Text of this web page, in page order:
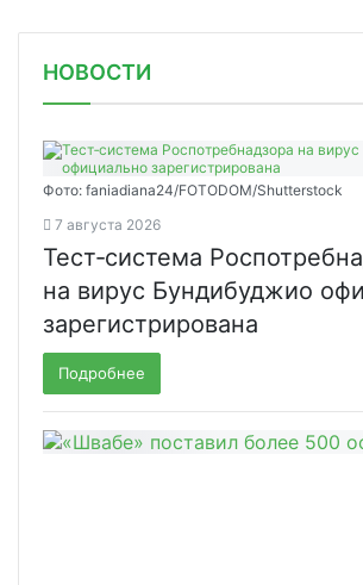
НОВОСТИ
Фото: faniadiana24/FOTODOM/Shutterstock
7 августа 2026
Тест‑система
на вирус Бундибуджио
зарегистрирована
Подробнее